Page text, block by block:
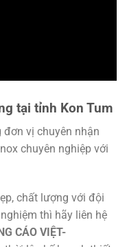
tại tỉnh Kon Tum
đơn vị chuyên nhận
chuyên nghiệp với
chất lượng với đội
thì hãy liên hệ
CÁO VIỆT-